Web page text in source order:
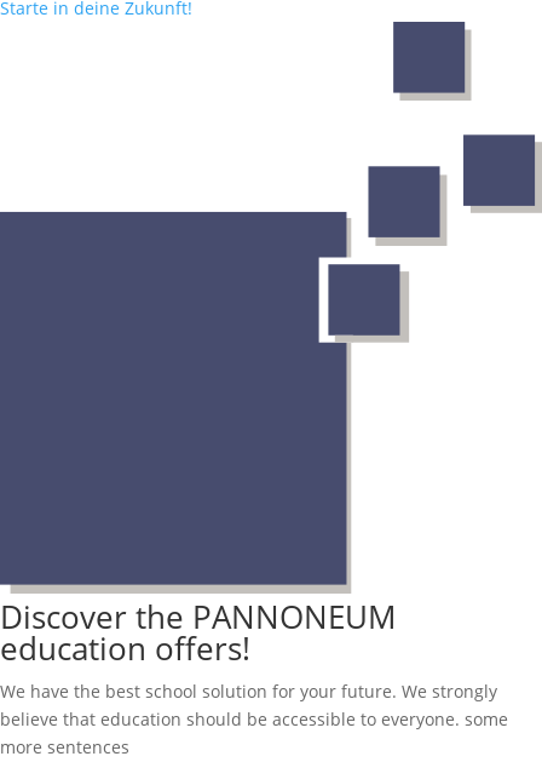
Starte in deine Zukunft!
Discover the PANNONEUM
education offers!
We have the best school solution for your future. We strongly
believe that education should be accessible to everyone. some
more sentences